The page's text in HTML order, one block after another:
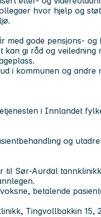
hvor hjelp og
med gode pensjons- og
kan gi råd og veiledning
i kommunen og andre
i Innlandet
og
til Sør-Aurdal
betalende
Tingvollbakkin 15,